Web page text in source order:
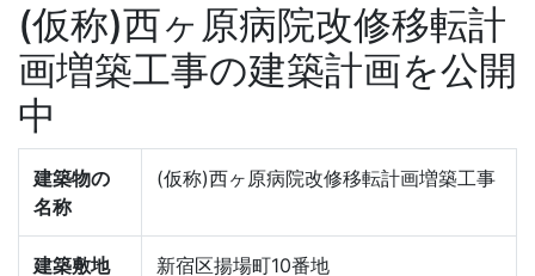
(仮称)西ヶ原病院改修移転計
画増築工事の建築計画を公開
中
建築物の
名称
(仮称)西ヶ原病院改修移転計画増築工事
建築敷地
新宿区揚場町10番地